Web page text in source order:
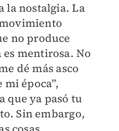
la nostalgia. La
no produce
mentirosa. No
dé más asco
mi época”,
que ya pasó tu
Sin embargo,